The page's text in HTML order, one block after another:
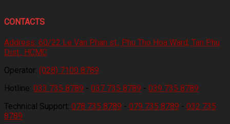
CONTACTS
Address: 60/22 Le Van Phan st., Phu Tho Hoa Ward, Tan Phu
Dist., HCMC
Operator: (028) 7100 8789
Hotline: 033 735 8789 - 037 735 8789 - 039 735 8789
Technical Support: 078 735 8789 - 079 735 8789 - 032 735
8789